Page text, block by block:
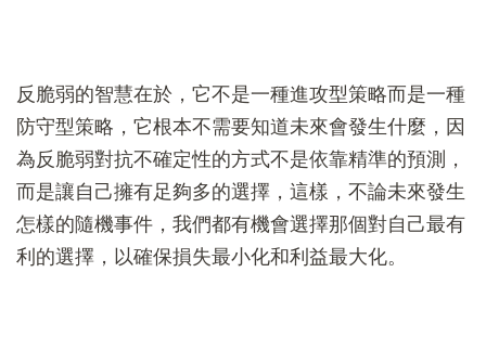
反脆弱的智慧在於，它不是一種進攻型策略而是一種
防守型策略，它根本不需要知道未來會發生什麼，因
為反脆弱對抗不確定性的方式不是依靠精準的預測，
而是讓自己擁有足夠多的選擇，這樣，不論未來發生
怎樣的隨機事件，我們都有機會選擇那個對自己最有
利的選擇，以確保損失最小化和利益最大化。